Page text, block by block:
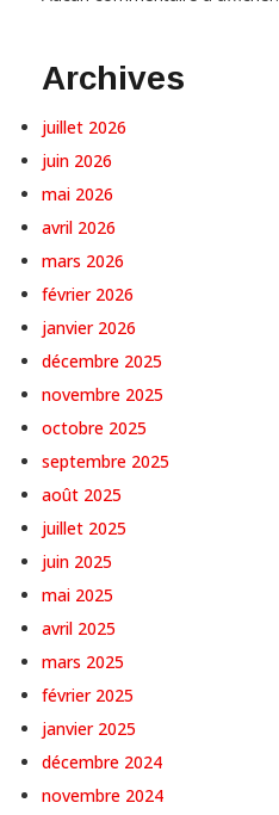
Archives
juillet 2026
juin 2026
mai 2026
avril 2026
mars 2026
février 2026
janvier 2026
décembre 2025
novembre 2025
octobre 2025
septembre 2025
août 2025
juillet 2025
juin 2025
mai 2025
avril 2025
mars 2025
février 2025
janvier 2025
décembre 2024
novembre 2024